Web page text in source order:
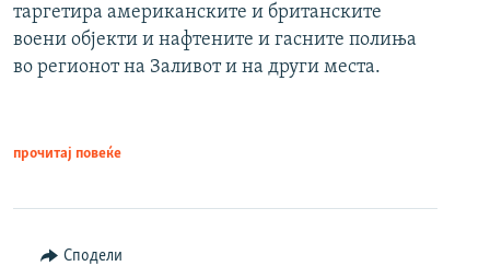
таргетира американските и британските
воени објекти и нафтените и гасните полиња
во регионот на Заливот и на други места.
прочитај повеќе
Сподели